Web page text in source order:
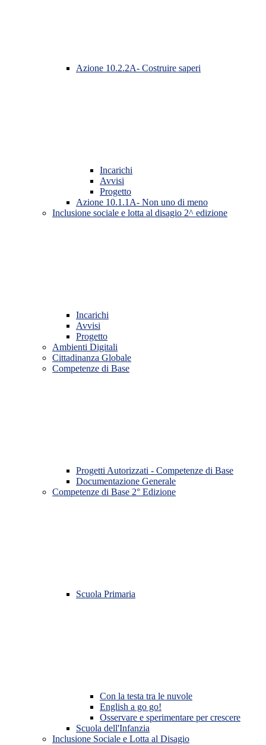
Azione 10.2.2A- Costruire saperi
Incarichi
Avvisi
Progetto
Azione 10.1.1A- Non uno di meno
Inclusione sociale e lotta al disagio 2^ edizione
Incarichi
Avvisi
Progetto
Ambienti Digitali
Cittadinanza Globale
Competenze di Base
Progetti Autorizzati - Competenze di Base
Documentazione Generale
Competenze di Base 2° Edizione
Scuola Primaria
Con la testa tra le nuvole
English a go go!
Osservare e sperimentare per crescere
Scuola dell'Infanzia
Inclusione Sociale e Lotta al Disagio